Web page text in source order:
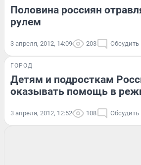
Половина россиян
рулем
3 апреля, 2012, 14:09 203 Обсудить
ГОРОД
Детям и подросткам
оказывать помощь в
3 апреля, 2012, 12:52 108 Обсудить